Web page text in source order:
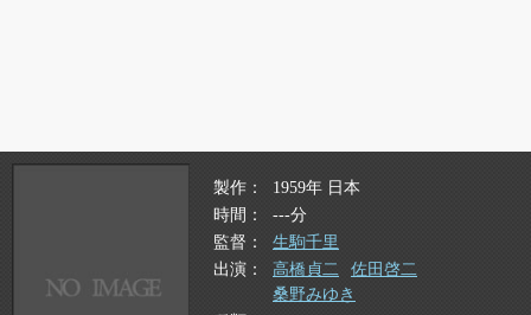
製作
1959年 日本
時間
---分
監督
生駒千里
出演
高橋貞二
佐田啓二
桑野みゆき